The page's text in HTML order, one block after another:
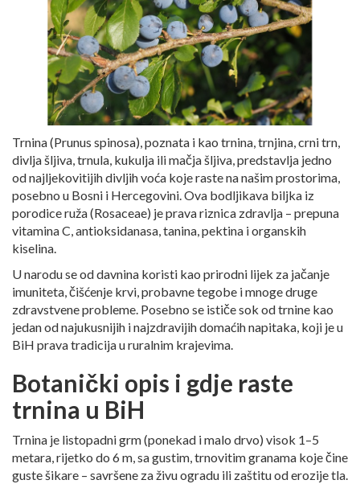
Trnina (Prunus spinosa), poznata i kao trnina, trnjina, crni trn,
divlja šljiva, trnula, kukulja ili mačja šljiva, predstavlja jedno
od najljekovitijih divljih voća koje raste na našim prostorima,
posebno u Bosni i Hercegovini. Ova bodljikava biljka iz
porodice ruža (Rosaceae) je prava riznica zdravlja – prepuna
vitamina C, antioksidanasa, tanina, pektina i organskih
kiselina.
U narodu se od davnina koristi kao prirodni lijek za jačanje
imuniteta, čišćenje krvi, probavne tegobe i mnoge druge
zdravstvene probleme. Posebno se ističe sok od trnine kao
jedan od najukusnijih i najzdravijih domaćih napitaka, koji je u
BiH prava tradicija u ruralnim krajevima.
Botanički opis i gdje raste
trnina u BiH
Trnina je listopadni grm (ponekad i malo drvo) visok 1–5
metara, rijetko do 6 m, sa gustim, trnovitim granama koje čine
guste šikare – savršene za živu ogradu ili zaštitu od erozije tla.